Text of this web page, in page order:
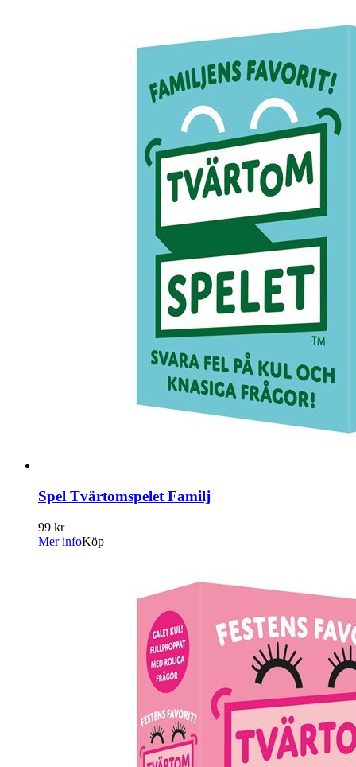
Spel Tvärtomspelet Familj
99 kr
Mer infoKöp